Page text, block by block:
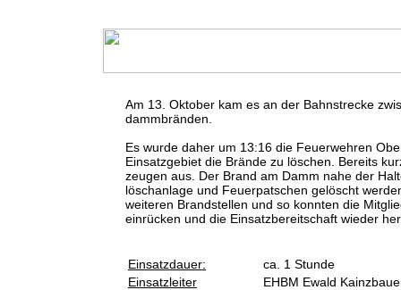
Am 13. Oktober kam es an der Bahnstrecke
dammbränden.
Es wurde daher um 13:16 die Feuerwehren
Einsatzgebiet die Brände zu löschen. Bereits
zeugen aus. Der Brand am Damm nahe der
löschanlage und Feuerpatschen gelöscht
weiteren Brandstellen und so konnten die
einrücken und die Einsatzbereitschaft wieder
Einsatzdauer:
ca. 1 Stunde
Einsatzleiter
EHBM Ewald